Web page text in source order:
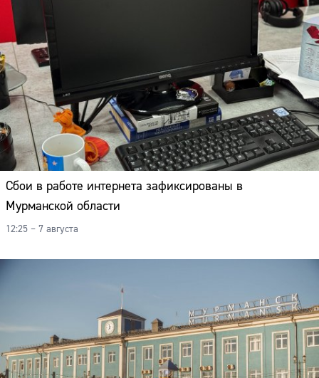
Сбои в работе интернета зафиксированы в
Мурманской области
12:25 – 7 августа